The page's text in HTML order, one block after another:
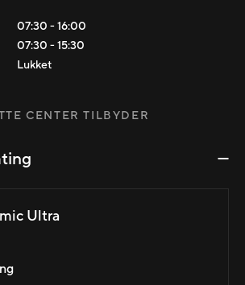
07:30 -16:00
07:30 -15:30
Lukket
CENTER TILBYDER
Ultra